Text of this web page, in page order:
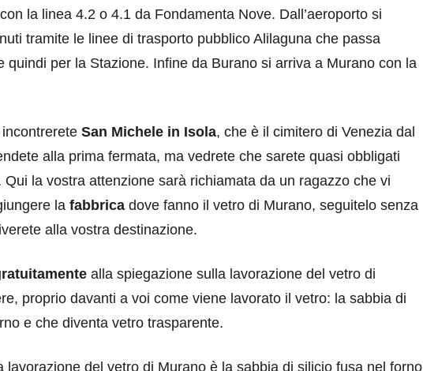
con la linea 4.2 o 4.1 da Fondamenta Nove. Dall’aeroporto si
tramite le linee di trasporto pubblico Alilaguna che passa
quindi per la Stazione. Infine da Burano si arriva a Murano con la
San Michele in Isola, che è il cimitero di Venezia dal
alla prima fermata, ma vedrete che sarete quasi obbligati
la vostra attenzione sarà richiamata da un ragazzo che vi
la fabbrica dove fanno il vetro di Murano, seguitelo senza
alla vostra destinazione.
alla spiegazione sulla lavorazione del vetro di
proprio davanti a voi come viene lavorato il vetro: la sabbia di
e che diventa vetro trasparente.
lavorazione del vetro di Murano è la sabbia di silicio fusa nel forno